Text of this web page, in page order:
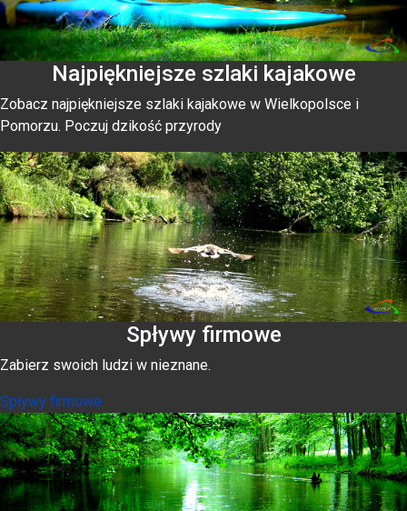
Najpiękniejsze szlaki kajakowe
Zobacz najpiękniejsze szlaki kajakowe w Wielkopolsce i
Pomorzu. Poczuj dzikość przyrody
Spływy firmowe
Zabierz swoich ludzi w nieznane.
Spływy firmowe